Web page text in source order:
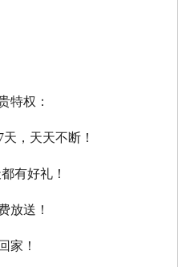
特权：
，天天不断！
有好礼！
放送！
家！